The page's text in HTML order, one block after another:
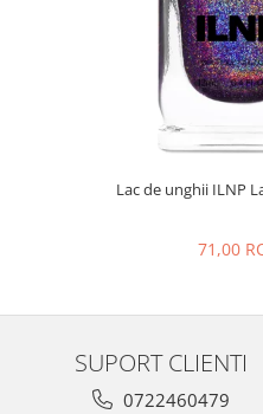
Lac de unghii ILNP
71,00
SUPORT CLIENTI
0722460479